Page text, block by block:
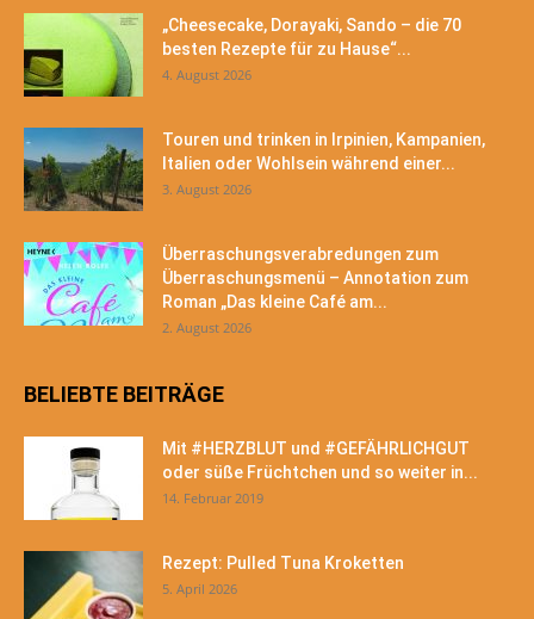
„Cheesecake, Dorayaki, Sando – die 70
besten Rezepte für zu Hause“...
4. August 2026
Touren und trinken in Irpinien, Kampanien,
Italien oder Wohlsein während einer...
3. August 2026
Überraschungsverabredungen zum
Überraschungsmenü – Annotation zum
Roman „Das kleine Café am...
2. August 2026
BELIEBTE BEITRÄGE
Mit #HERZBLUT und #GEFÄHRLICHGUT
oder süße Früchtchen und so weiter in...
14. Februar 2019
Rezept: Pulled Tuna Kroketten
5. April 2026